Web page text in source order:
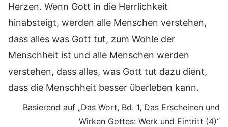
Herzen. Wenn Gott in die Herrlichkeit
hinabsteigt, werden alle Menschen verstehen,
dass alles was Gott tut, zum Wohle der
Menschheit ist und alle Menschen werden
verstehen, dass alles, was Gott tut dazu dient,
dass die Menschheit besser überleben kann.
Basierend auf „Das Wort, Bd. 1, Das Erscheinen und
Wirken Gottes: Werk und Eintritt (4)“